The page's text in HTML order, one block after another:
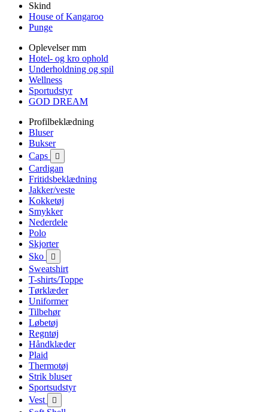
Skind
House of Kangaroo
Punge
Oplevelser mm
Hotel- og kro ophold
Underholdning og spil
Wellness
Sportudstyr
GOD DREAM
Profilbeklædning
Bluser
Bukser
Caps

Cardigan
Fritidsbeklædning
Jakker/veste
Kokketøj
Smykker
Nederdele
Polo
Skjorter
Sko

Sweatshirt
T-shirts/Toppe
Tørklæder
Uniformer
Tilbehør
Løbetøj
Regntøj
Håndklæder
Plaid
Thermotøj
Strik bluser
Sportsudstyr
Vest
